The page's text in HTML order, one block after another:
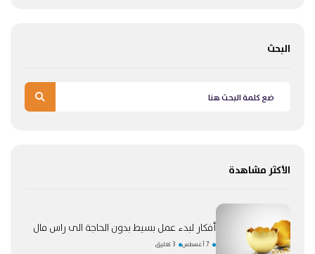
البحث
الأكثر مشاهدة
أفكار لبدء عمل بسيط بدون الحاجة الى راس مال
7 أغسطس 3 تعليق